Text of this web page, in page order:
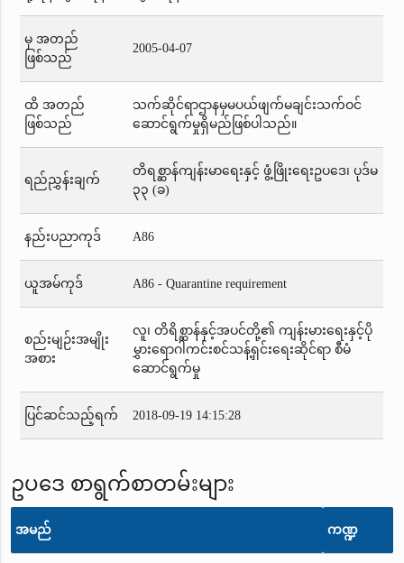
မှ အတည်
ဖြစ်သည်
2005-04-07
ထိ အတည်
ဖြစ်သည်
သက်ဆိုင်ရာဌာနမှမပယ်ဖျက်မချင်းသက်ဝင်
ဆောင်ရွက်မှုရှိမည်ဖြစ်ပါသည်။
ရည်ညွှန်းချက်
တိရစ္ဆာန်ကျန်းမာရေးနှင့် ဖွံ့ဖြိုးရေးဥပဒေ၊ ပုဒ်မ
၃၃ (ခ)
နည်းပညာကုဒ် A86
ယူအမ်ကုဒ် A86 - Quarantine requirement
စည်းမျဉ်းအမျိုး
အစား
လူ၊ တိရိစ္ဆာန်နှင့်အပင်တို့၏ ကျန်းမားရေးနှင့်ပို
မွှားရောဂါကင်းစင်သန့်ရှင်းရေးဆိုင်ရာ စီမံ
ဆောင်ရွက်မှု
ပြင်ဆင်သည့်ရက် 2018-09-19 14:15:28
ဥပဒေ စာရွက်စာတမ်းများ
အမည် ကဏ္ဍ